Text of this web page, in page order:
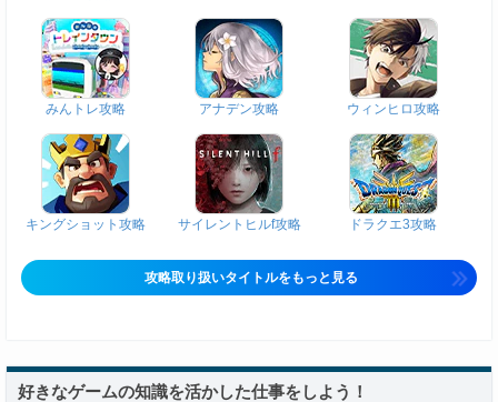
みんトレ攻略 アナデン攻略 ウィンヒロ攻略
キングショット攻略 サイレントヒルf攻略 ドラクエ3攻略
攻略取り扱いタイトルをもっと見る
好きなゲームの知識を活かした仕事をしよう！